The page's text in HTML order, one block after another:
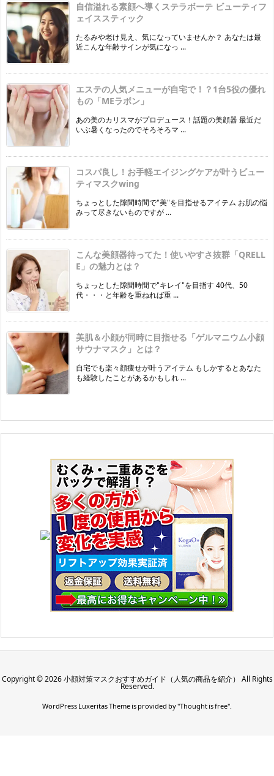
自信溢れる素顔へ導くステラボーテ ビューティフ
ェイススティック
たるみや老け見え、気になっていませんか？ あなたは最
近こんな年齢サインが気になっ ...
エステの人気メニューが自宅で！？1台5役の優れ
もの「MEラボン」
あの美のカリスマがプロデュース！話題の美顔器 最近だ
いぶ暑くなったのでそろそろマ ...
コスパ良し！お手軽エイジングケアが叶うビュー
ティマスクwing
ちょっとした隙間時間で"美"を目指せるアイテム お肌の悩
みって尽きないものですが ...
こんな美顔器待ってた！使いやすさ抜群「QRELL
E」の魅力とは？
ちょっとした隙間時間で"キレイ"を目指す 40代、50
代・・・と年齢を重ねれば重 ...
美肌＆小顔が同時に目指せる「ゲルマニウム小顔
サウナマスク」とは？
自宅でも楽々顔痩せが叶うアイテム もしかするとあなた
も経験したことがあるかもしれ ...
Copyright ©2026 小顔対策マスクおすすめガイド（人気の商品を紹介） All Rights
Reserved.
WordPress Luxeritas Theme is provided by "Thought is free".